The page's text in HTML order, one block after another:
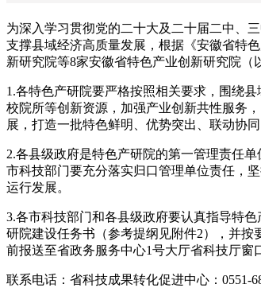
为深入学习贯彻党的二十大及二十届二中、
支撑县域经济高质量发展，根据《安徽省特
新研究院等8家安徽省特色产业创新研究院（
1.各特色产研院要严格按照相关要求，围绕
校院所等创新资源，加强产业创新共性服务
展，打造一批特色鲜明、优势突出、联动协
2.各县级政府是特色产研院的第一管理责任
市科技部门要充分落实归口管理单位责任，
运行发展。
3.各市科技部门和各县级政府要认真指导特
研院建设任务书（参考提纲见附件2），并按
前报送至省政务服务中心1号大厅省科技厅窗
联系电话：省科技成果转化促进中心：0551-